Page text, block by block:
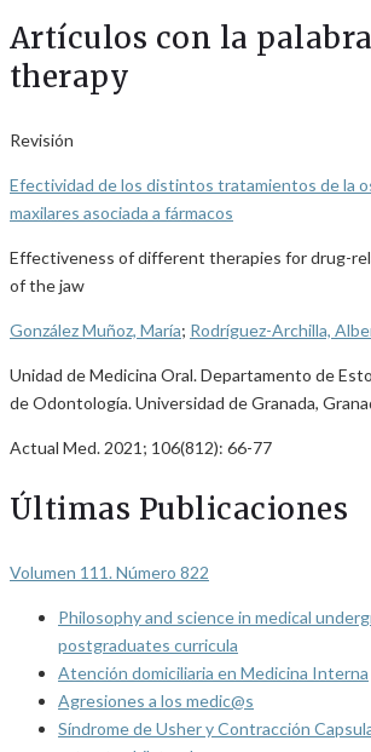
Artículos con la
therapy
Revisión
Efectividad de los distintos tratamientos de la
maxilares asociada a fármacos
Effectiveness of different therapies for drug-
of the jaw
González Muñoz, María; Rodríguez-Archilla,
Unidad de Medicina Oral. Departamento de
de Odontología. Universidad de Granada,
Actual Med. 2021; 106(812): 66-77
Últimas Publicaciones
Volumen 111. Número 822
Philosophy and science in medical
postgraduates curricula
Atención domiciliaria en Medicina Interna
Agresiones a los medic@s
Síndrome de Usher y Contracción